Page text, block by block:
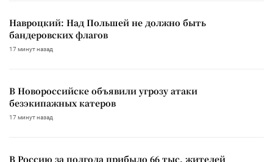
Навроцкий: Над Польшей не должно быть
бандеровских флагов
17 минут назад
В Новороссийске объявили угрозу атаки
безэкипажных катеров
17 минут назад
В Россию за полгода прибыло 66 тыс. жителей